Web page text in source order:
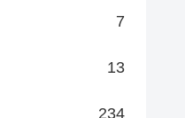
7
13
234